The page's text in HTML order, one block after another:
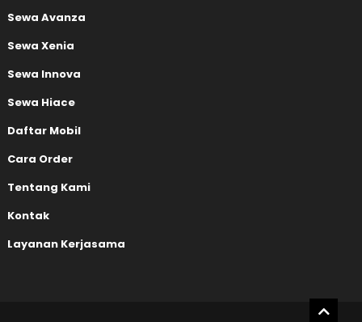
Sewa Avanza
Sewa Xenia
Sewa Innova
Sewa Hiace
Daftar Mobil
Cara Order
Tentang Kami
Kontak
Layanan Kerjasama